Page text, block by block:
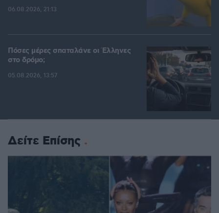
06.08.2026, 21:13
Πόσες μέρες σπαταλάνε οι Έλληνες
στο δρόμο;
05.08.2026, 13:57
Δείτε Επίσης